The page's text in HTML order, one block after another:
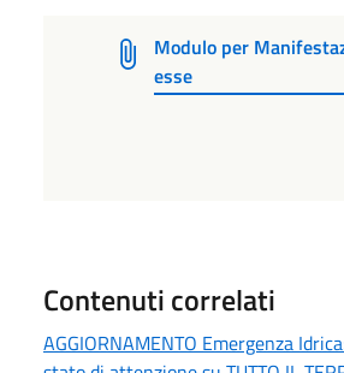
Modulo per
esse
Contenuti correlati
AGGIORNAMENTO Emergenza